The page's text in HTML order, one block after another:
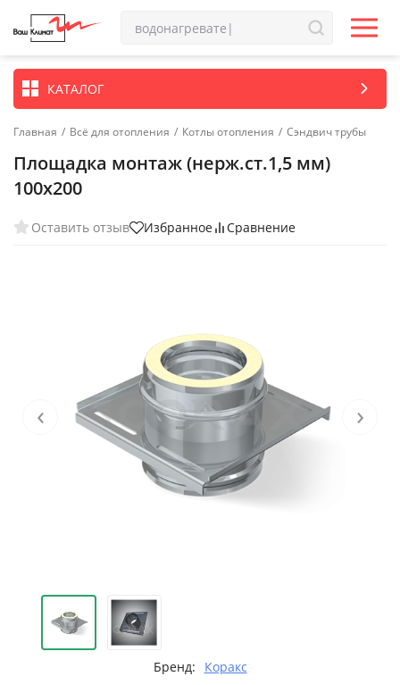
КАТАЛОГ
Главная / Всё для отопления / Котлы отопления / Сэндвич трубы
Площадка монтаж (нерж.ст.1,5 мм)
100х200
Оставить отзыв Избранное Сравнение
‹ ›
Бренд: Коракс